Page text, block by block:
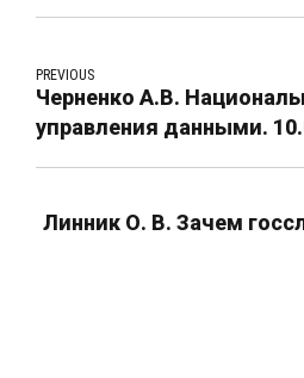
PREVIOUS
Черненко А.В.
управления данными.
Линник О. В. Зачем